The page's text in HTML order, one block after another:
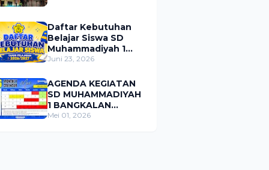
Daftar Kebutuhan
Belajar Siswa SD
Muhammadiyah 1
Bangkalan Tahun
Juni 23, 2026
AGENDA KEGIATAN
SD MUHAMMADIYAH
1 BANGKALAN
BULAN MEI 2026
Mei 01, 2026